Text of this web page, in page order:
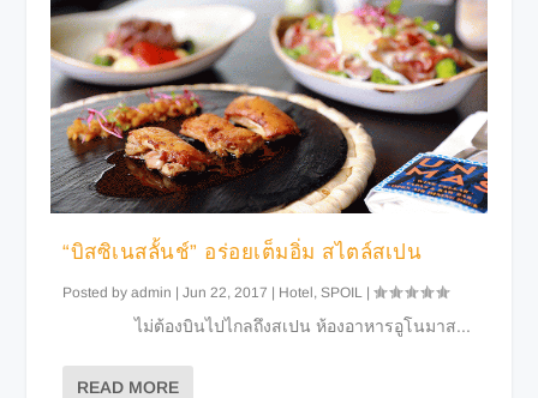
“บิสซิเนสลั้นช์” อร่อยเต็มอิ่ม สไตล์สเปน
Posted byadmin |Jun 22, 2017 | Hotel,SPOIL |
ไม่ต้องบินไปไกลถึงสเปน ห้องอาหารอูโนมาส...
READ MORE